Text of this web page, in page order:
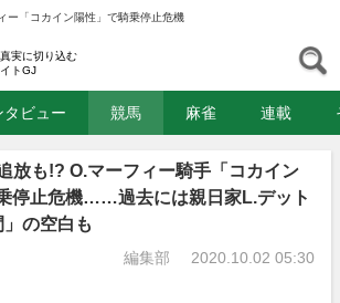
ー「コカイン陽性」で騎乗停止危機
実に切り込む
トGJ
タビュー 競馬 麻雀 連載
放も!? O.マーフィー騎手「コカイン
停止危機……過去には親日家L.デット
の空白も
編集部 2020.10.02 05:30